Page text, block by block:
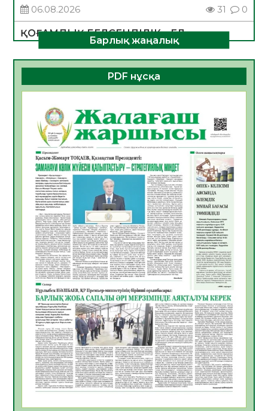
06.08.2026
31 0
ҚОҒАМДЫҚ БЕЛСЕНДІЛІК – ЕЛ
ДАМУЫНЫҢ НЕГІЗІ
06.08.2026
30 0
ҚҰРЫЛТАЙ САЙЛАУЫ – БОЛАШАҚҚА
БАСТАР ЖАУАПТЫ ТАҢДАУ
06.08.2026
Инфекциялық ауруларға қарсы иммундау
жұмыстарының тиімділігі
06.08.2026
33
Көкжөтел ауруы туралы
06.08.2026
30
АПВ вакцинасы туралы мәлімет
06.08.2026
31
Open Air: Қызылорда облысы полиция
департаменті 20 мыңнан астам
көрерменнің қауіпсіздігін қамтамасыз етті
06.08.2026
41
ҚЫЗЫЛОРДАДА «САНАЛЫ ҰРПАҚ –
ЖАРҚЫН БОЛАШАҚ» АТТЫ КЕҢЕЙТІЛГЕН
МӘЖІЛІС ӨТТІ
05.08.2026
43
Қазақстан Орталық Азиядағы көшуге ең
Барлық жаңалық
PDF нұсқа